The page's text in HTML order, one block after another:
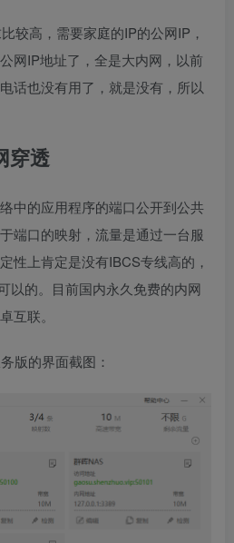
较高，需要家庭的IP的公网IP，
网IP地址了，全是大内网，以前
话也没有用了，就是没有，所以
穿透
中的应用程序的端口公开到公共
端口的映射，流量是通过一台服
性上肯定是没有IBCS专线高的，
以的。目前国内永久免费的内网
互联。
版的界面截图：